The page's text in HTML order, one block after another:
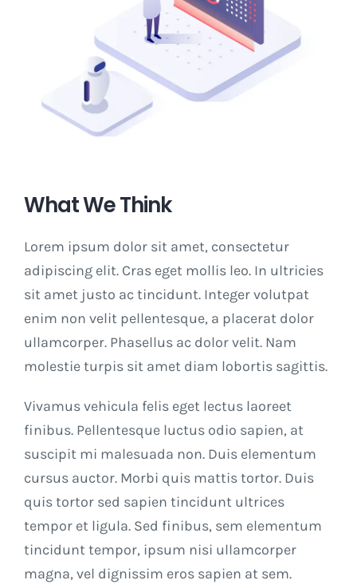
What We Think
Lorem ipsum dolor sit amet, consectetur
adipiscing elit. Cras eget mollis leo. In ultricies
sit amet justo ac tincidunt. Integer volutpat
enim non velit pellentesque, a placerat dolor
ullamcorper. Phasellus ac dolor velit. Nam
molestie turpis sit amet diam lobortis sagittis.
Vivamus vehicula felis eget lectus laoreet
finibus. Pellentesque luctus odio sapien, at
suscipit mi malesuada non. Duis elementum
cursus auctor. Morbi quis mattis tortor. Duis
quis tortor sed sapien tincidunt ultrices
tempor et ligula. Sed finibus, sem elementum
tincidunt tempor, ipsum nisi ullamcorper
magna, vel dignissim eros sapien at sem.